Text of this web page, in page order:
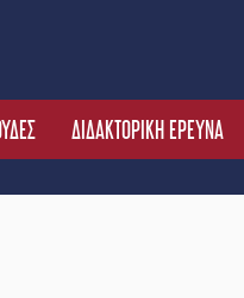
ΔΙΔΑΚΤΟΡΙΚΗ ΕΡΕΥΝΑ